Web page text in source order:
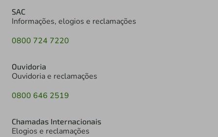
SAC
Informações, elogios e reclamações
0800 724 7220
Ouvidoria
Ouvidoria e reclamações
0800 646 2519
Chamadas Internacionais
Elogios e reclamações